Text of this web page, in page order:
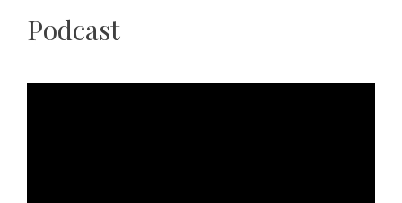
Podcast